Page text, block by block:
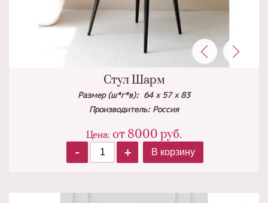
Стул Шарм
Размер (ш*г*в): 64 х 57 х 83
Производитель: Россия
Цена: от 8000 руб.
-
+ В корзину